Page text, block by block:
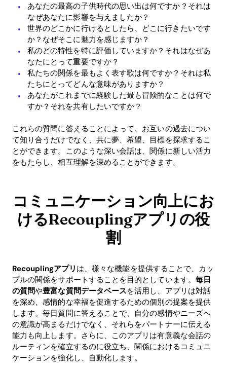
あなたの最高の子供時代の思い出は何ですか？それは
なぜあなたに影響を与えましたか？
世界のどこかに行けるとしたら、どこに行きたいです
か？なぜそこに魅力を感じますか？
私のどの特性を特に評価していますか？それはなぜあ
なたにとって重要ですか？
私たちの関係を最もよく表す歌は何ですか？それは私
たちにとってどんな意味がありますか？
あなたがこれまでに経験した最も冒険的なことは何で
すか？それを共有したいですか？
これらの質問に答えることによって、お互いの過去につい
て知り合うだけでなく、共に夢、希望、目標を探求するこ
とができます。このような深い会話は、関係に新しい活力
をもたらし、相互理解を深めることができます。
コミュニケーション向上にお
けるRecouplingアプリの役
割
Recouplingアプリ は、様々な機能を提供することで、カッ
プルの関係をサポートすることを目的としています。 毎日
の質問や豊富な質問データベースを活用し、アプリは対話
を深め、感情的な幸福を促進するための個別の提案を提供
します。毎日質問に答えることで、自分の感情やニーズへ
の意識が高まるだけでなく、それらをパートナーに伝える
能力も向上します。さらに、このアプリは有意義な会話の
ルーティンを確立するのに役立ち、関係におけるコミュニ
ケーションを強化し、自動化します。